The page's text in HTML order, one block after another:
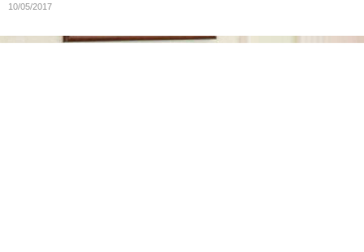
10/05/2017